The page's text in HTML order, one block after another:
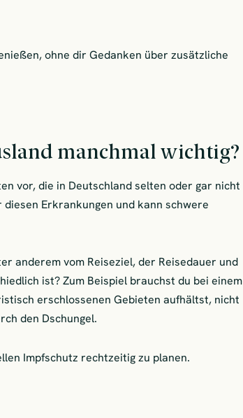
ohne dir Gedanken über zusätzliche
manchmal wichtig?
vor, die in Deutschland selten oder gar nicht
Erkrankungen und kann schwere
anderem vom Reiseziel, der Reisedauer und
ist? Zum Beispiel brauchst du bei einem
erschlossenen Gebieten aufhältst, nicht
den Dschungel.
Impfschutz rechtzeitig zu planen.